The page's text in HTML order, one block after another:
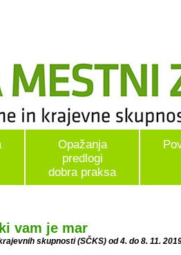
Opažanja
predlogi
dobra praksa
vam je mar
skupnosti (SČKS) od 4. do 8. 11.